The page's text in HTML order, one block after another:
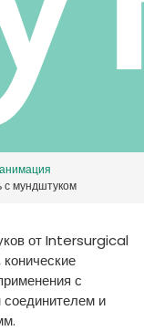
Malaysia
Mexico
Nederlands
Russia
Sweden
с мундштуком
от Intersurgical
с
и